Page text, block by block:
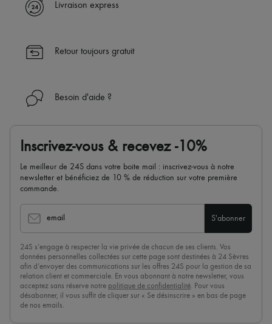
Livraison express
Retour toujours gratuit
Besoin d'aide ?
Inscrivez-vous & recevez -10%
Le meilleur de 24S dans votre boite mail : inscrivez-vous à notre
newsletter et bénéficiez de 10 % de réduction sur votre première
commande.
email S'abonner
24S s’engage à respecter la vie privée de chacun de ses clients. Vos
données personnelles collectées sur cette page sont destinées à 24 Sèvres
afin d’envoyer des communications sur les offres 24S pour la gestion de sa
relation client et commerciale. En vous abonnant à notre newsletter, vous
acceptez sans réserve notre politique de confidentialité. Pour vous
désabonner, il vous suffit de cliquer sur « Se désinscrire » en bas de page
de nos emails.